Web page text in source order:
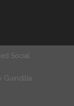
Social
Guindilla